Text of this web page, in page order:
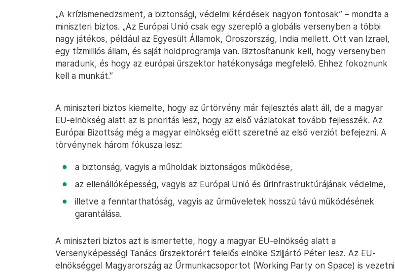
„A krízismenedzsment, a biztonsági, védelmi kérdések nagyon fontosak” – mondta a
miniszteri biztos. „Az Európai Unió csak egy szereplő a globális versenyben a többi
nagy játékos, például az Egyesült Államok, Oroszország, India mellett. Ott van Izrael,
egy tízmilliós állam, és saját holdprogramja van. Biztosítanunk kell, hogy versenyben
maradunk, és hogy az európai űrszektor hatékonysága megfelelő. Ehhez fokoznunk
kell a munkát.”
A miniszteri biztos kiemelte, hogy az űrtörvény már fejlesztés alatt áll, de a magyar
EU-elnökség alatt az is prioritás lesz, hogy az első vázlatokat tovább fejlesszék. Az
Európai Bizottság még a magyar elnökség előtt szeretné az első verziót befejezni. A
törvénynek három fókusza lesz:
a biztonság, vagyis a műholdak biztonságos működése,
az ellenállóképesség, vagyis az Európai Unió és űrinfrastruktúrájának védelme,
illetve a fenntarthatóság, vagyis az űrműveletek hosszú távú működésének
garantálása.
A miniszteri biztos azt is ismertette, hogy a magyar EU-elnökség alatt a
Versenyképességi Tanács űrszektorért felelős elnöke Szijjártó Péter lesz. Az EU-
elnökséggel Magyarország az Űrmunkacsoportot (Working Party on Space) is vezetni